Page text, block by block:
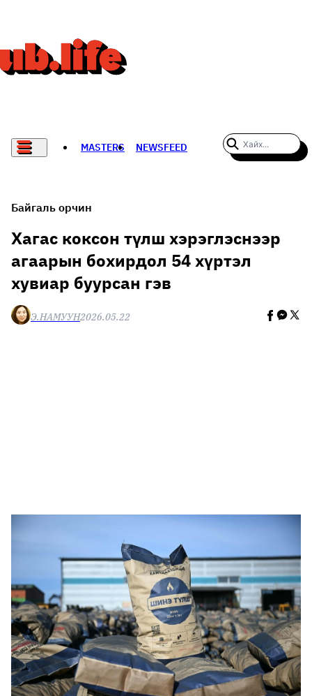
MASTERS NEWSFEED
THE NEW YORK TIMES
НАДАД НЭГ САНАЛ БАЙНА
Байгаль орчин
Хагас коксон түлш хэрэглэснээр
агаарын бохирдол 54 хүртэл
хувиар буурсан гэв
Э.НАМУУН2026.05.22